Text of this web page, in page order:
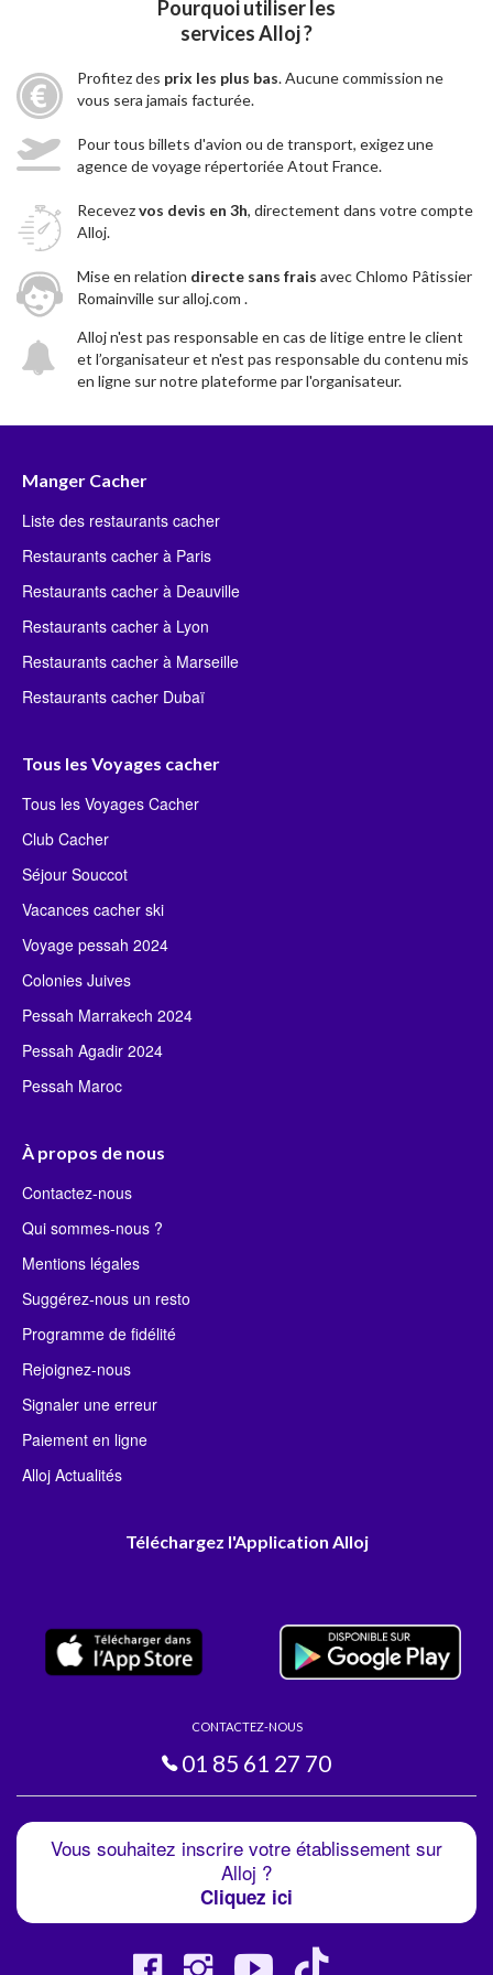
Pourquoi utiliser les
services Alloj ?
Profitez des prix les plus bas. Aucune commission ne
vous sera jamais facturée.
Pour tous billets d'avion ou de transport, exigez une
agence de voyage répertoriée Atout France.
Recevezvos devis en 3h, directement dans votre compte
Alloj.
Mise en relation directe sans frais avec Chlomo Pâtissier
Romainville sur alloj.com .
Alloj n'est pas responsable en cas de litige entre le client
et l’organisateur et n'est pas responsable du contenu mis
en ligne sur notre plateforme par l'organisateur.
Manger Cacher
Liste des restaurants cacher
Restaurants cacher à Paris
Restaurants cacher à Deauville
Restaurants cacher à Lyon
Restaurants cacher à Marseille
Restaurants cacher Dubaï
Tous les Voyages cacher
Tous les Voyages Cacher
Club Cacher
Séjour Souccot
Vacances cacher ski
Voyage pessah 2024
Colonies Juives
Pessah Marrakech 2024
Pessah Agadir 2024
Pessah Maroc
À propos de nous
Contactez-nous
Qui sommes-nous ?
Mentions légales
Suggérez-nous un resto
Programme de fidélité
Rejoignez-nous
Signaler une erreur
Paiement en ligne
Alloj Actualités
Téléchargez l'Application Alloj
CONTACTEZ-NOUS
01 85 61 27 70
Vous souhaitez inscrire votre établissement sur
Alloj ?
Cliquez ici